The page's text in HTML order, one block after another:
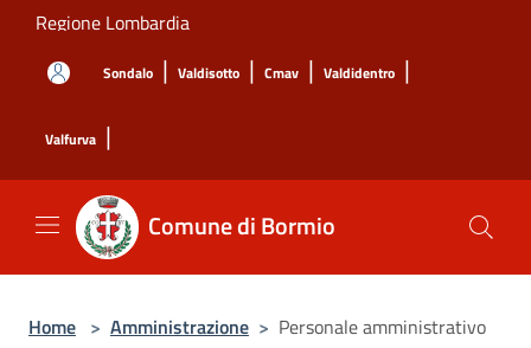
Salta al contenuto principale
Regione Lombardia
Sondalo | Valdisotto | Cmav | Valdidentro |
Valfurva |
Comune di Bormio
Home > Amministrazione > Personale amministrativo